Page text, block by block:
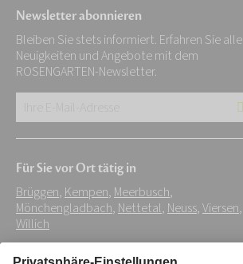
Newsletter abonnieren
Bleiben Sie stets informiert. Erfahren Sie alle
Neuigkeiten und Angebote mit dem
ROSENGARTEN-Newsletter.
Adresse:
*
Für Sie vor Ort tätig in
Brüggen, Kempen, Meerbusch,
Mönchengladbach, Nettetal, Neuss,Viersen,
Willich